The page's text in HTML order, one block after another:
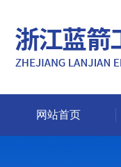
网站首页